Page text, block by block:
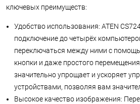
ключевых преимуществ:
Удобство использования: ATEN
подключение до четырёх
переключаться между ними с
кнопки и даже простого
значительно упрощает и ускоряет
устройствами, позволяя вам
Высокое качество изображения: